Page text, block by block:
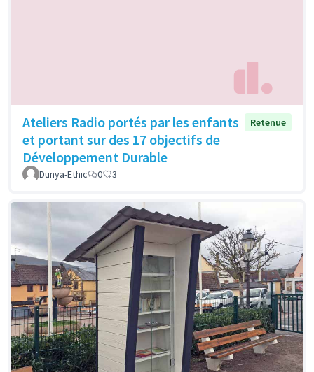
Ateliers Radio portés par les enfants
et portant sur des 17 objectifs de
Développement Durable
Retenue
Dunya-Ethic 0 3